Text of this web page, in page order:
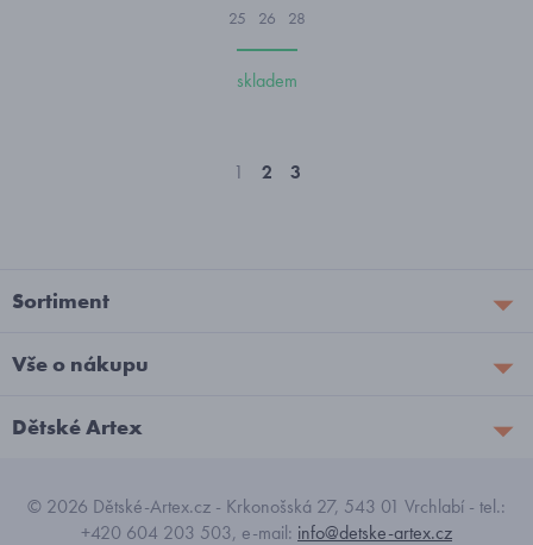
25 26 28
skladem
1 2 3
Sortiment
Vše o nákupu
Dětské Artex
© 2026 Dětské-Artex.cz - Krkonošská 27, 543 01 Vrchlabí - tel.:
+420 604 203 503, e-mail: info@detske-artex.cz